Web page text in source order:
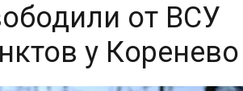
от ВСУ
у Коренево